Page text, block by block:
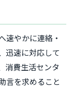
速やかに連絡・
迅速に対応して
消費生活センタ
言を求めること